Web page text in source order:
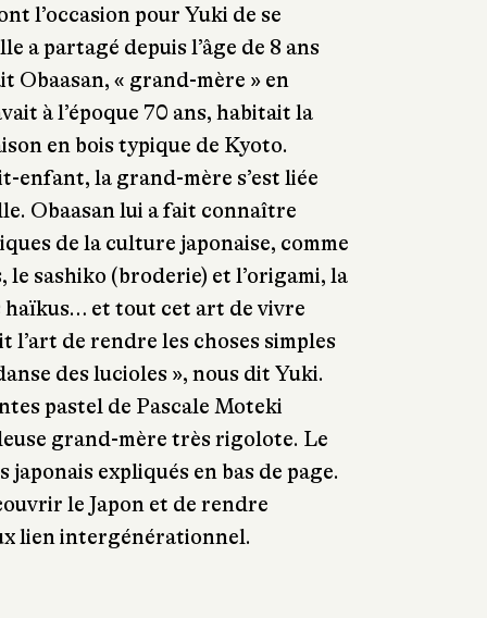
l’occasion pour Yuki de se
a partagé depuis l’âge de 8 ans
Obaasan, « grand-mère » en
à l’époque 70 ans, habitait la
en bois typique de Kyoto.
enfant, la grand-mère s’est liée
Obaasan lui a fait connaître
de la culture japonaise, comme
sashiko (broderie) et l’origami, la
haïkus… et tout cet art de vivre
l’art de rendre les choses simples
des lucioles », nous dit Yuki.
pastel de Pascale Moteki
grand-mère très rigolote. Le
expliqués en bas de page.
le Japon et de rendre
lien intergénérationnel.